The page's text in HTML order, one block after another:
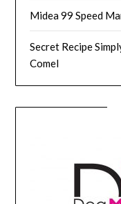
Midea 99 Speed
Secret Recipe
Comel